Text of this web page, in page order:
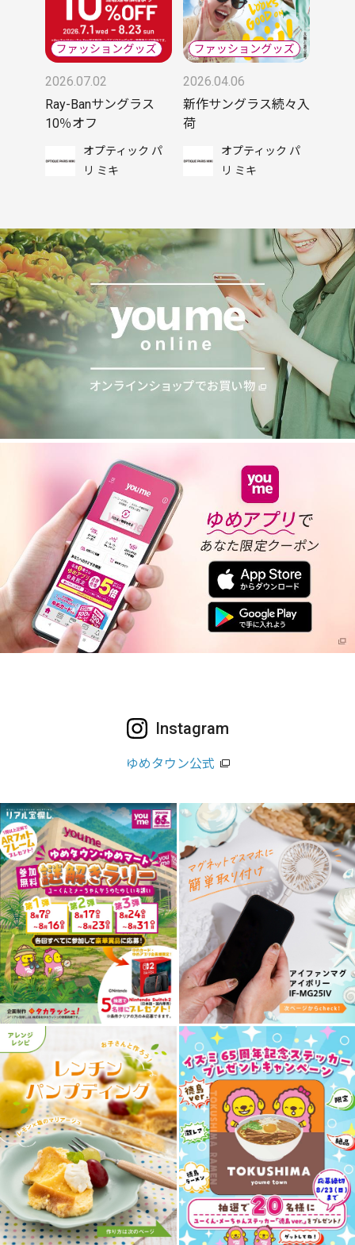
2026.07.02
Ray-Banサングラス
10％オフ
オプティック パ
リ ミキ
2026.04.06
新作サングラス続々入
荷
オプティック パ
リ ミキ
Instagram
ゆめタウン公式